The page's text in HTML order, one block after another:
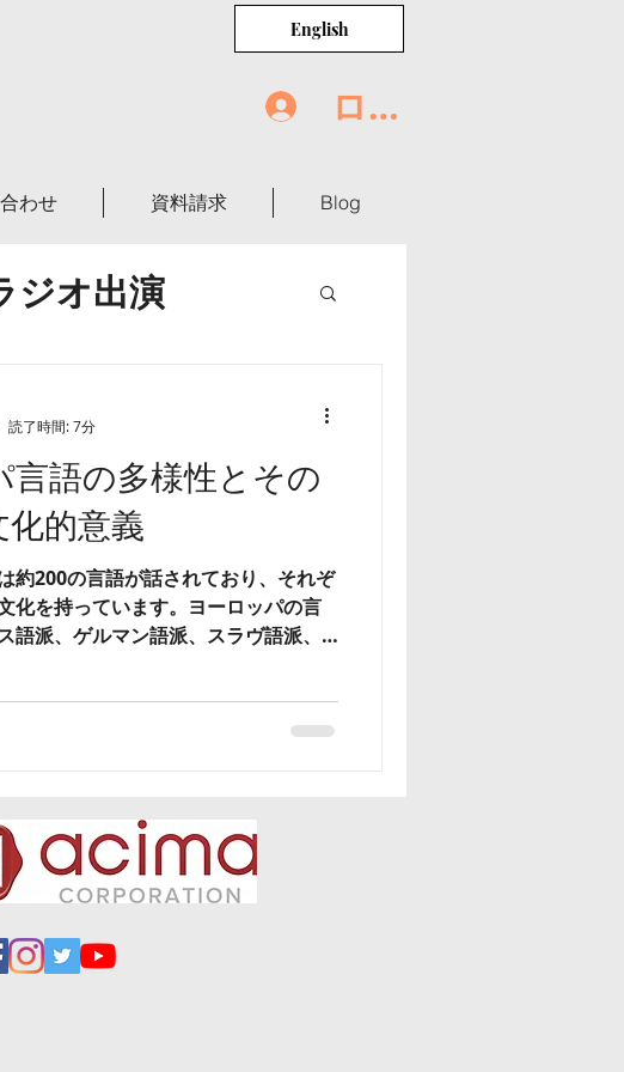
English
ログイン
わせ 資料請求 Blog
ジオ出演
言語の多様性とその
的意義
約200の言語が話されており、それぞ
化を持っています。ヨーロッパの言
語派、ゲルマン語派、スラヴ語派、
読了時間: 7分